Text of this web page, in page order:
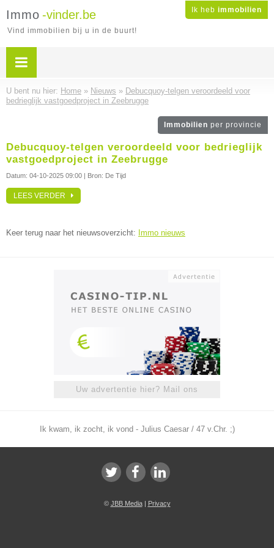
Ik heb immobilien
Immo -vinder.be
Vind immobilien bij u in de buurt!
U bent nu hier: Home » Nieuws » Debucquoy-telgen veroordeeld voor
bedrieglijk vastgoedproject in Zeebrugge
Immobilien per provincie
Debucquoy-telgen veroordeeld voor bedrieglijk
vastgoedproject in Zeebrugge
Datum: 04-10-2025 09:00 | Bron: De Tijd
LEES VERDER
Keer terug naar het nieuwsoverzicht: Immo nieuws
Uw advertentie hier? Mail ons
Ik kwam, ik zocht, ik vond - Julius Caesar / 47 v.Chr. ;)
© JBB Media| Privacy